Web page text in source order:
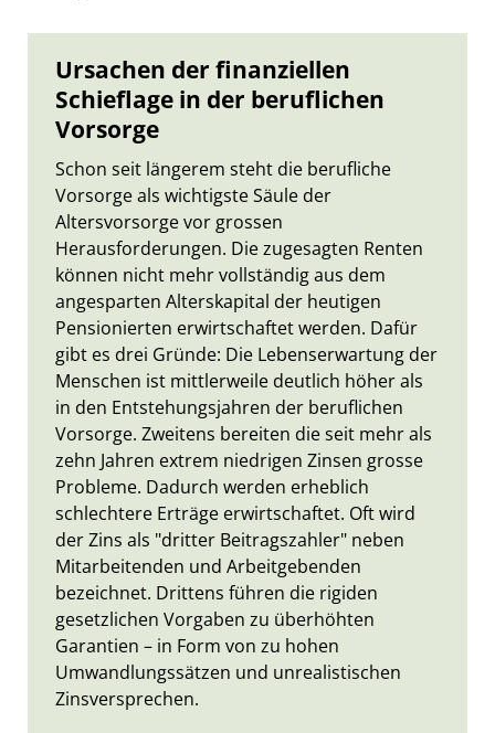
Ursachen der finanziellen
Schieflage in der beruflichen
Vorsorge
Schon seit längerem steht die berufliche
Vorsorge als wichtigste Säule der
Altersvorsorge vor grossen
Herausforderungen. Die zugesagten Renten
können nicht mehr vollständig aus dem
angesparten Alterskapital der heutigen
Pensionierten erwirtschaftet werden. Dafür
gibt es drei Gründe: Die Lebenserwartung der
Menschen ist mittlerweile deutlich höher als
in den Entstehungsjahren der beruflichen
Vorsorge. Zweitens bereiten die seit mehr als
zehn Jahren extrem niedrigen Zinsen grosse
Probleme. Dadurch werden erheblich
schlechtere Erträge erwirtschaftet. Oft wird
der Zins als "dritter Beitragszahler" neben
Mitarbeitenden und Arbeitgebenden
bezeichnet. Drittens führen die rigiden
gesetzlichen Vorgaben zu überhöhten
Garantien – in Form von zu hohen
Umwandlungssätzen und unrealistischen
Zinsversprechen.